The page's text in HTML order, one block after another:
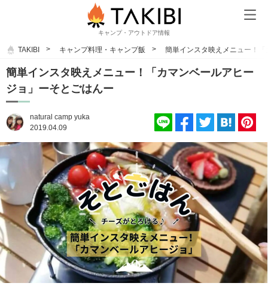
キャンプ・アウトドア情報
TAKIBI キャンプ料理・キャンプ飯 簡単インスタ映えメニュー！
簡単インスタ映えメニュー！「カマンベールアヒー
ジョ」ーそとごはんー
natural camp yuka
2019.04.09